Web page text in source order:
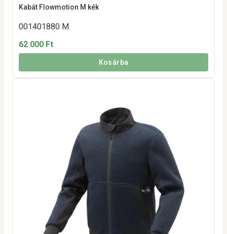
Kabát Flowmotion M kék
001401880 M
62 000 Ft
Kosárba